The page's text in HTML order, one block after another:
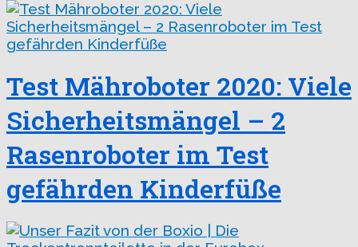
Test Mähroboter 2020: Viele
Sicherheitsmängel – 2
Rasenroboter im Test
gefährden Kinderfüße